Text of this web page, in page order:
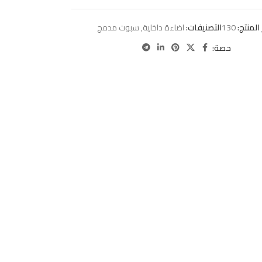
130التصنيفات:اضاءة داخلية,سبوت مدمج
حصة: